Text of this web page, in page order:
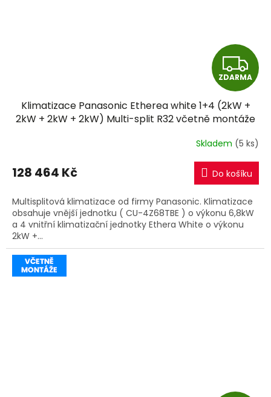
Z
D
A
R
M
A
ZDARMA
Klimatizace Panasonic Etherea white 1+4 (2kW +
2kW + 2kW + 2kW) Multi-split R32 včetně montáže
Skladem (5 ks)
128 464 Kč Do košíku
Multisplitová klimatizace od firmy Panasonic. Klimatizace
obsahuje vnější jednotku ( CU-4Z68TBE ) o výkonu 6,8kW
a 4 vnitřní klimatizační jednotky Ethera White o výkonu
2kW +...